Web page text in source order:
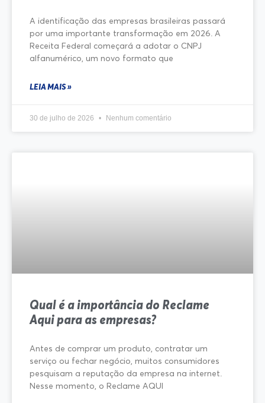
A identificação das empresas brasileiras passará
por uma importante transformação em 2026. A
Receita Federal começará a adotar o CNPJ
alfanumérico, um novo formato que
LEIA MAIS »
30 de julho de 2026 Nenhum comentário
Qual é a importância do Reclame
Aqui para as empresas?
Antes de comprar um produto, contratar um
serviço ou fechar negócio, muitos consumidores
pesquisam a reputação da empresa na internet.
Nesse momento, o Reclame AQUI